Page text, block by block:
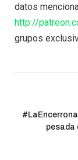
datos
http://
grupos
pesada